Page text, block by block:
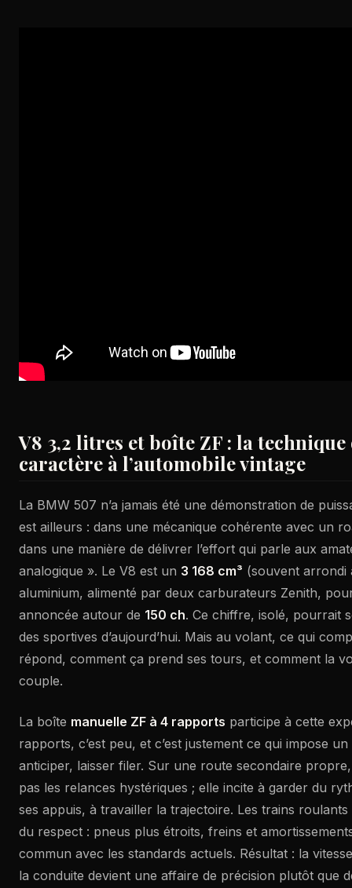
V8 3,2 litres et boîte ZF : la
caractère à l’automobile vintage
La BMW 507 n’a jamais été une démonstration de
est ailleurs : dans une mécanique cohérente avec un
dans une manière de délivrer l’effort qui parle aux
analogique ». Le V8 est un 3 168 cm³ (souvent arrondi
aluminium, alimenté par deux carburateurs Zenith,
annoncée autour de 150 ch. Ce chiffre, isolé, pourrait
des sportives d’aujourd’hui. Mais au volant, ce qui
répond, comment ça prend ses tours, et comment la
couple.
La boîte manuelle ZF à 4 rapports participe à cette
rapports, c’est peu, et c’est justement ce qui impose
anticiper, laisser filer. Sur une route secondaire
pas les relances hystériques ; elle incite à garder du
ses appuis, à travailler la trajectoire. Les trains roulants
du respect : pneus plus étroits, freins et
commun avec les standards actuels. Résultat : la
la conduite devient une affaire de précision plutôt que